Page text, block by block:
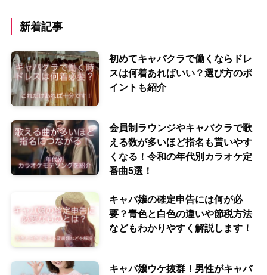
新着記事
初めてキャバクラで働くならドレ
スは何着あればいい？選び方のポ
イントも紹介
会員制ラウンジやキャバクラで歌
える数が多いほど指名も貰いやす
くなる！令和の年代別カラオケ定
番曲5選！
キャバ嬢の確定申告には何が必
要？青色と白色の違いや節税方法
などもわかりやすく解説します！
キャバ嬢ウケ抜群！男性がキャバ